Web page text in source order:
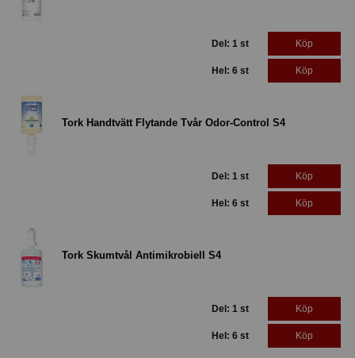
Del: 1 st Köp
Hel: 6 st Köp
Tork Handtvätt Flytande Tvår Odor-Control S4
Del: 1 st Köp
Hel: 6 st Köp
Tork Skumtvål Antimikrobiell S4
Del: 1 st Köp
Hel: 6 st Köp